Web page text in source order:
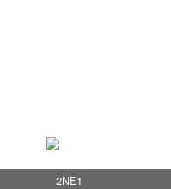
2NE1